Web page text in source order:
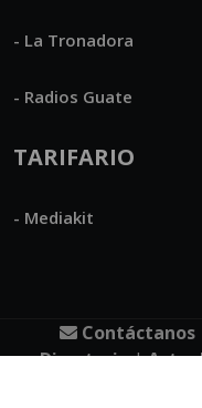
- La Tronadora
- Radios Guate
TARIFARIO
- Mediakit
Contáctanos
Directorio|